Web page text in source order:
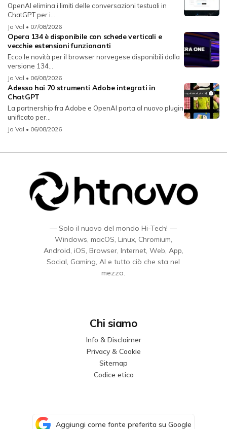
OpenAI elimina i limiti delle conversazioni testuali in
ChatGPT per i...
Jo Val • 07/08/2026
Opera 134 è disponibile con schede verticali e
vecchie estensioni funzionanti
Ecco le novità per il browser norvegese disponibili dalla
versione 134...
Jo Val • 06/08/2026
Adesso hai 70 strumenti Adobe integrati in
ChatGPT
La partnership fra Adobe e OpenAI porta al nuovo plugin
unificato per...
Jo Val • 06/08/2026
— Solo il nuovo del mondo Hi-Tech! —
Windows, macOS, Linux, Chromium,
Android, iOS, Browser, Internet, Web, App,
Social, Gaming, AI e tutto ciò che sta nel
mezzo.
Chi siamo
Info & Disclaimer
Privacy & Cookie
Sitemap
Codice etico
Aggiungi come fonte preferita su Google